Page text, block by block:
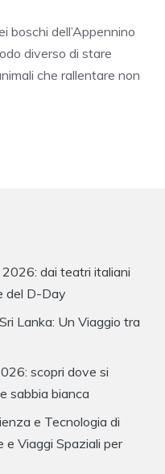
boschi dell’Appennino
diverso di stare
che rallentare non
dai teatri italiani
del D-Day
Lanka: Un Viaggio tra
scopri dove si
sabbia bianca
e Tecnologia di
e Viaggi Spaziali per